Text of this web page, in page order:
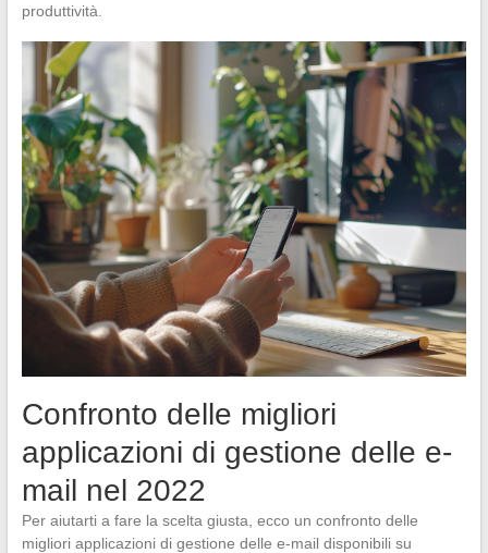
produttività.
Confronto delle migliori
applicazioni di gestione delle e-
mail nel 2022
Per aiutarti a fare la scelta giusta, ecco un confronto delle
migliori applicazioni di gestione delle e-mail disponibili su